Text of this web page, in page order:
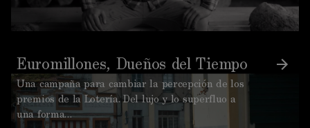
Euromillones, Dueños del Tiempo
Una campaña para cambiar la percepción de los
premios de la Lotería. Del lujo y lo superfluo a
una forma…